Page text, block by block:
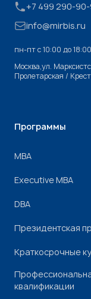
+7 499 290-
info@mirbis.ru
пн-пт с 10:00 до
Москва,ул.
Пролетарская /
Программы
МВА
Executive MBA
DBA
Президентская
Краткосрочные
квалификации